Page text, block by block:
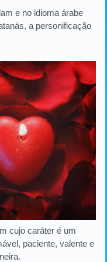
e no idioma árabe
a personificação
cujo caráter é um
paciente, valente e